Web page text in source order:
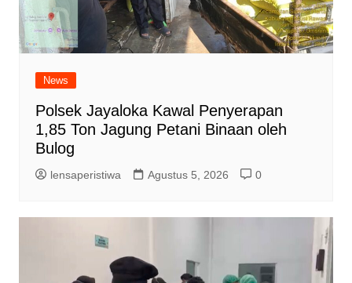
News
Polsek Jayaloka Kawal Penyerapan
1,85 Ton Jagung Petani Binaan oleh
Bulog
lensaperistiwa Agustus 5, 2026 0